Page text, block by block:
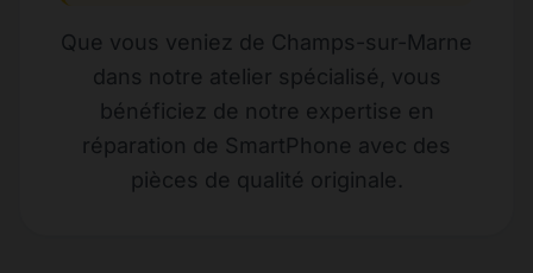
Que vous veniez de Champs-sur-Marne
dans notre atelier spécialisé, vous
bénéficiez de notre expertise en
réparation de SmartPhone avec des
pièces de qualité originale.